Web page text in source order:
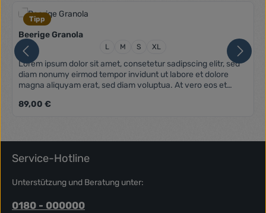
Tipp
Beerige Granola
Größe: L M S XL
Lorem ipsum dolor sit amet, consetetur sadipscing elitr, sed
diam nonumy eirmod tempor invidunt ut labore et dolore
magna aliquyam erat, sed diam voluptua. At vero eos et
gubergren, no sea takimata sanctus est Lorem ipsum dolor
gubergren, no sea takimata sanctus est Lorem ipsum dolor
Regulärer Preis:
89,00 €
Service-Hotline
Unterstützung und Beratung unter:
0180 - 000000